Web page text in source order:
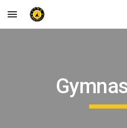
Skip to main content